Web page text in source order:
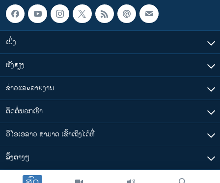
ເບິ່ງ
ຟັງສຽງ
ຂ່າວແລະລາຍງານ
ຕິດຕໍ່ພວກເຮົາ
ວີໂອເອລາວ ສາມາດ ເຂົ້າເຖິງໄດ້ທີ່
​ລິ້ງ​ຕ່າງໆ